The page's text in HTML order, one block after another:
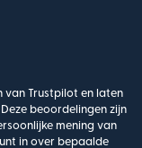
van Trustpilot en laten
beoordelingen zijn
mening van
in over bepaalde